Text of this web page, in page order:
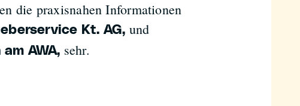
die praxisnahen Informationen
Kt. AG​, und
AWA, sehr.